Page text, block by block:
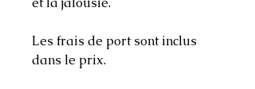
Les frais de port sont inclus
dans le prix.